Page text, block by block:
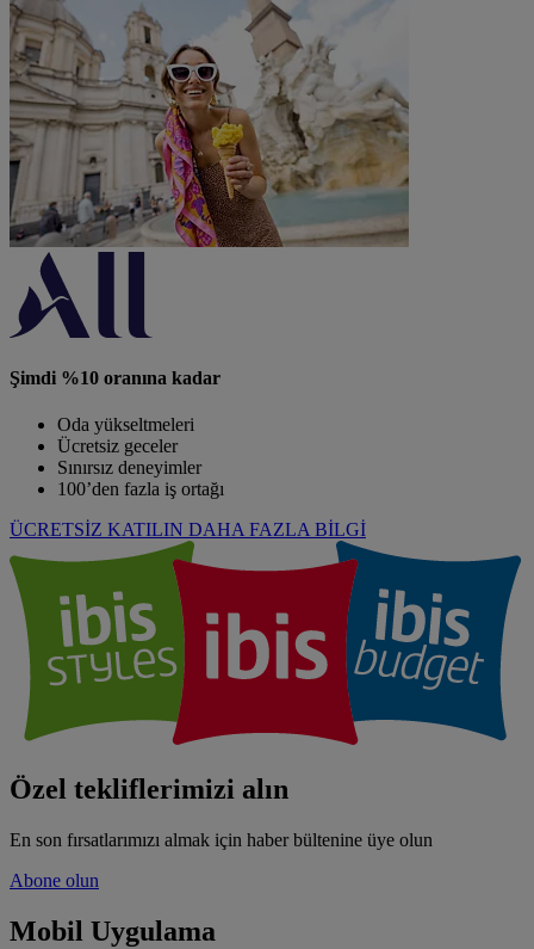
Şimdi %10 oranına kadar
Oda yükseltmeleri
Ücretsiz geceler
Sınırsız deneyimler
100’den fazla iş ortağı
ÜCRETSİZ KATILIN DAHA FAZLA BİLGİ
Özel tekliflerimizi alın
En son fırsatlarımızı almak için haber bültenine üye olun
Abone olun
Mobil Uygulama